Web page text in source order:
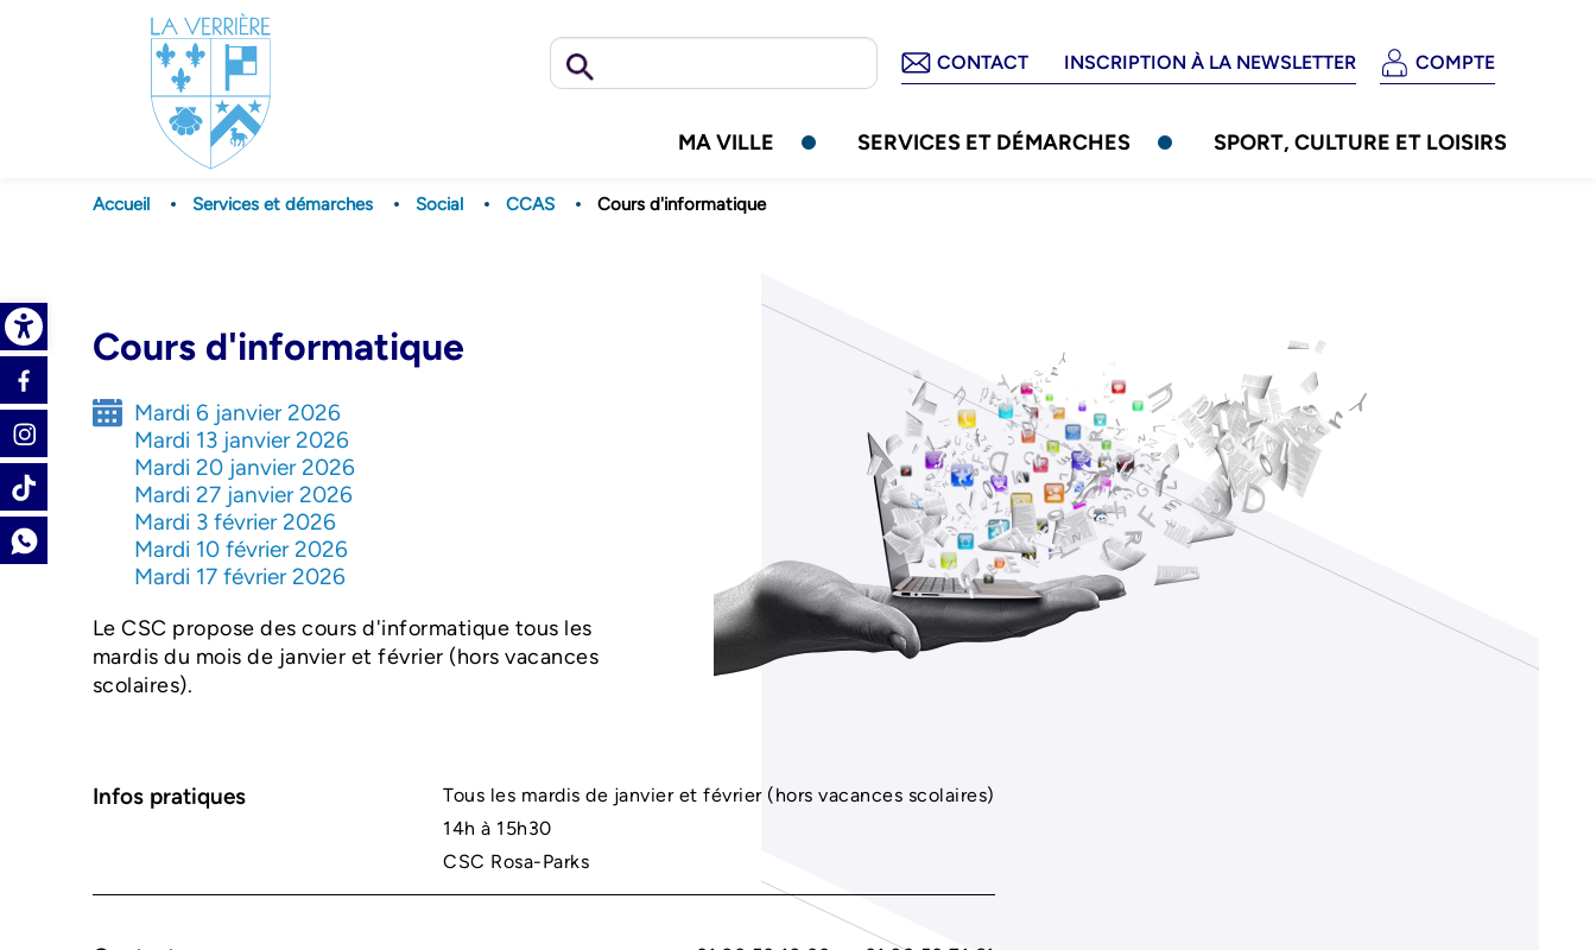
Open toolbar
au
Header
-
Connexion
COMPTE
Header
-
Communication
CONTACT INSCRIPTION À LA NEWSLETTER
Rechercher
Réseaux
sociaux
MA VILLE SERVICES ET DÉMARCHES SPORT, CULTURE ET LOISIRS
Accueil Services et démarches Social CCAS Cours d'informatique
Cours d'informatique
Mardi 6 janvier 2026
Mardi 13 janvier 2026
Mardi 20 janvier 2026
Mardi 27 janvier 2026
Mardi 3 février 2026
Mardi 10 février 2026
Mardi 17 février 2026
Le CSC propose des cours d'informatique tous les
mardis du mois de janvier et février (hors vacances
scolaires).
Infos pratiques
Tous les mardis de janvier et février (hors vacances scolaires)
14h à 15h30
CSC Rosa-Parks